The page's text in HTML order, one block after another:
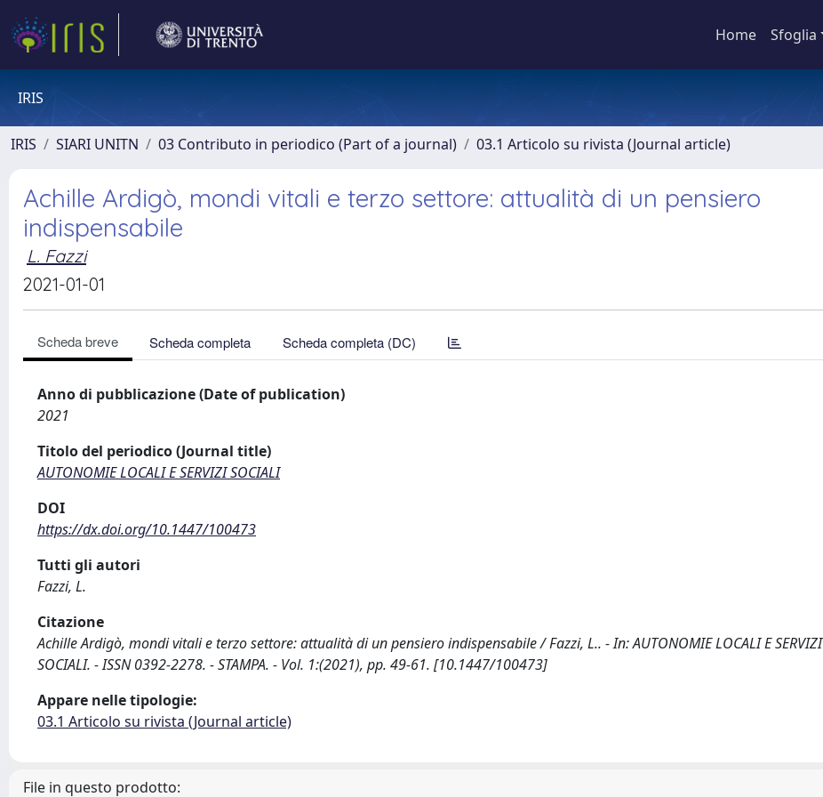
Home Sfoglia
IRIS
IRIS SIARI UNITN 03 Contributo in periodico (Part of a journal) 03.1 Articolo su rivista (Journal article)
Achille Ardigò, mondi vitali e terzo settore: attualità di un pensiero
indispensabile
L. Fazzi
2021-01-01
Scheda breve Scheda completa Scheda completa (DC)
Anno di pubblicazione (Date of publication)
2021
Titolo del periodico (Journal title)
AUTONOMIE LOCALI E SERVIZI SOCIALI
DOI
https://dx.doi.org/10.1447/100473
Tutti gli autori
Fazzi, L.
Citazione
Achille Ardigò, mondi vitali e terzo settore: attualità di un pensiero indispensabile / Fazzi, L.. - In: AUTONOMIE LOCALI E SERVIZI
SOCIALI. - ISSN 0392-2278. - STAMPA. - Vol. 1:(2021), pp. 49-61. [10.1447/100473]
Appare nelle tipologie:
03.1 Articolo su rivista (Journal article)
File in questo prodotto: